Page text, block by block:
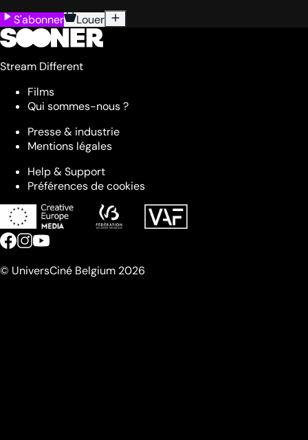
S'abonner
Louer
Stream Different
Films
Qui sommes-nous ?
Presse & industrie
Mentions légales
Help & Support
Préférences de cookies
© UniversCiné Belgium 2026